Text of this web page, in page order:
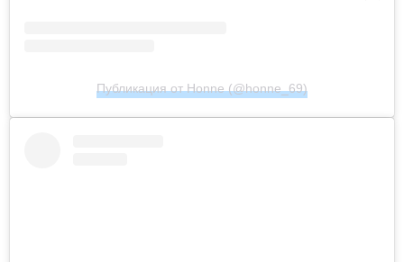
Публикация от Honne (@honne_69)